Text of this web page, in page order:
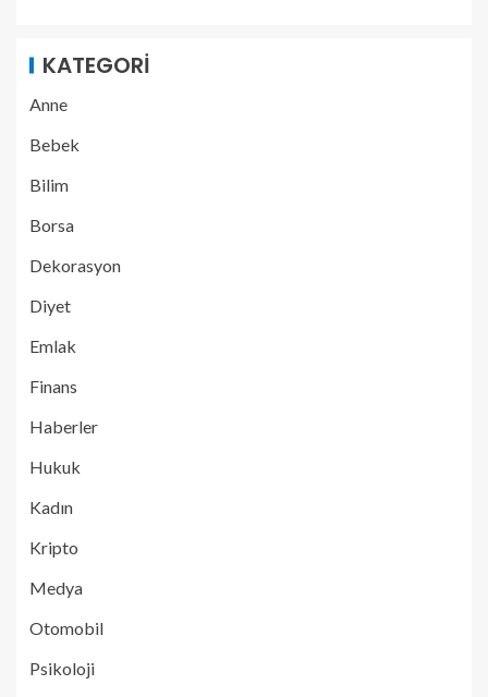
KATEGORI
Anne
Bebek
Bilim
Borsa
Dekorasyon
Diyet
Emlak
Finans
Haberler
Hukuk
Kadın
Kripto
Medya
Otomobil
Psikoloji